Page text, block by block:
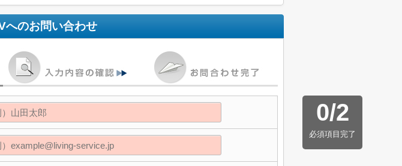
へのお問い合わせ
0/2
必須項目完了